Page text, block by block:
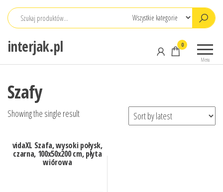
Przejdź
interjak.pl
Menu
0
Szafy
Showing the single result
vidaXL Szafa, wysoki połysk,
czarna, 100x50x200 cm, płyta
wiórowa